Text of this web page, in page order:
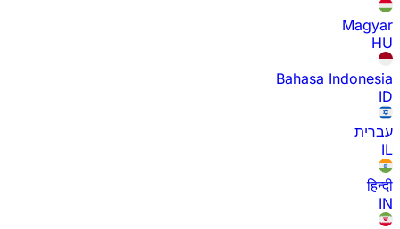
Magyar
HU
Bahasa Indonesia
ID
עברית
IL
हिन्दी
IN